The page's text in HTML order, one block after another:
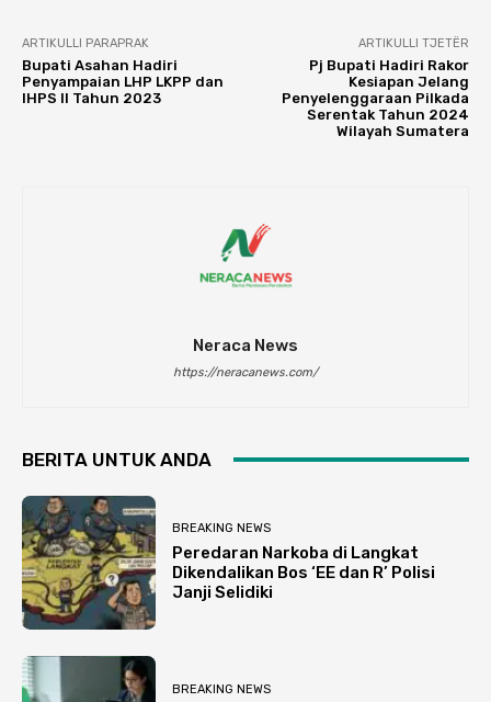
ARTIKULLI PARAPRAK
Bupati Asahan Hadiri
Penyampaian LHP LKPP dan
IHPS II Tahun 2023
ARTIKULLI TJETËR
Pj Bupati Hadiri Rakor
Kesiapan Jelang
Penyelenggaraan Pilkada
Serentak Tahun 2024
Wilayah Sumatera
Neraca News
https://neracanews.com/
BERITA UNTUK ANDA
BREAKING NEWS
Peredaran Narkoba di Langkat
Dikendalikan Bos ‘EE dan R’ Polisi
Janji Selidiki
BREAKING NEWS